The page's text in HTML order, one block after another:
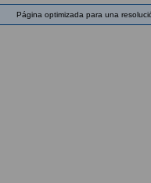
Página optimizada para una